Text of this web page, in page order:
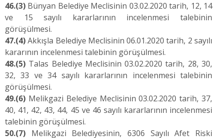
46.(3) Bünyan Belediye Meclisinin 03.02.2020 tarih, 12, 14
ve 15 sayılı kararlarının incelenmesi talebinin
görüşülmesi.
47.(4)Akkışla Belediye Meclisinin 06.01.2020 tarih, 2 sayılı
kararının incelenmesi talebinin görüşülmesi.
48.(5) Talas Belediye Meclisinin 03.02.2020 tarih, 28, 30,
32, 33 ve 34 sayılı kararlarının incelenmesi talebinin
görüşülmesi.
49.(6) Melikgazi Belediye Meclisinin 03.02.2020 tarih, 37,
40, 41, 42, 43, 44, 45 ve 46 sayılı kararlarının incelenmesi
talebinin görüşülmesi.
50.(7) Melikgazi Belediyesinin, 6306 Sayılı Afet Riski